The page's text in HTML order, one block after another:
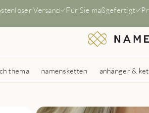
Versand Für Sie maßgefertigt
thema namensketten anhänger &